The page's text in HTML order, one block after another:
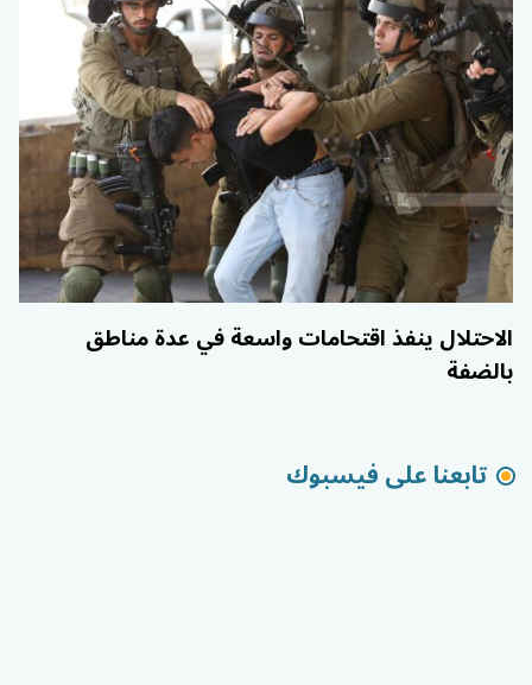
الاحتلال ينفذ اقتحامات واسعة في عدة مناطق
بالضفة
تابعنا على فيسبوك